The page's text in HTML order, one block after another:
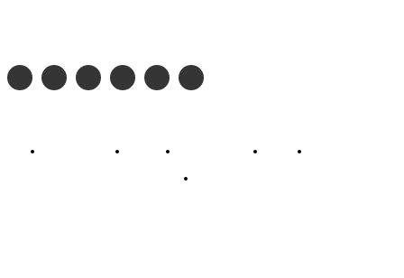
Profil Madu TV Redaksi Pedoman Siber Kontak